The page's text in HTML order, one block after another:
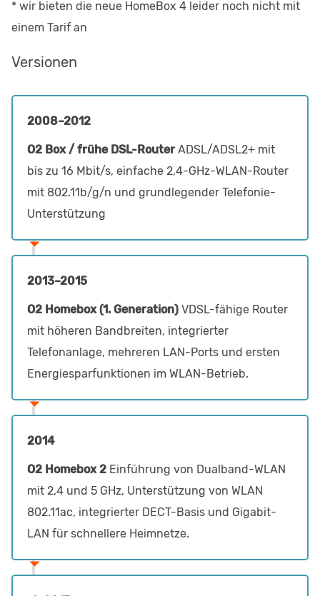
* wir bieten die neue HomeBox 4 leider noch nicht mit
einem Tarif an
Versionen
2008–2012
O2 Box / frühe DSL-RouterADSL/ADSL2+ mit
bis zu 16 Mbit/s, einfache 2,4-GHz-WLAN-Router
mit 802.11b/g/n und grundlegender Telefonie-
Unterstützung
2013–2015
O2 Homebox (1. Generation) VDSL-fähige Router
mit höheren Bandbreiten, integrierter
Telefonanlage, mehreren LAN-Ports und ersten
Energiesparfunktionen im WLAN-Betrieb.
2014
O2 Homebox 2 Einführung von Dualband-WLAN
mit 2,4 und 5 GHz, Unterstützung von WLAN
802.11ac, integrierter DECT-Basis und Gigabit-
LAN für schnellere Heimnetze.